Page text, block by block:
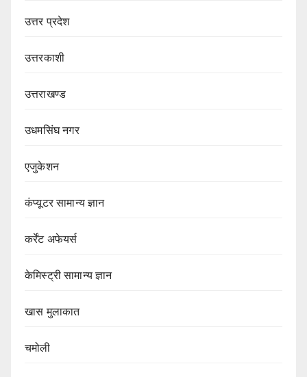
उत्तर प्रदेश
उत्तरकाशी
उत्तराखण्ड
उधमसिंघ नगर
एजुकेशन
कंप्यूटर सामान्य ज्ञान
कर्रेंट अफेयर्स
केमिस्ट्री सामान्य ज्ञान
खास मुलाकात
चमोली